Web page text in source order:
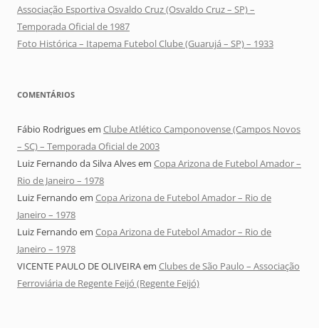
Associação Esportiva Osvaldo Cruz (Osvaldo Cruz – SP) –
Temporada Oficial de 1987
Foto Histórica – Itapema Futebol Clube (Guarujá – SP) – 1933
COMENTÁRIOS
Fábio Rodriguesem Clube Atlético Camponovense (Campos Novos
– SC) – Temporada Oficial de 2003
Luiz Fernando da Silva Alvesem Copa Arizona de Futebol Amador –
Rio de Janeiro – 1978
Luiz Fernando em Copa Arizona de Futebol Amador – Rio de
Janeiro – 1978
Luiz Fernando em Copa Arizona de Futebol Amador – Rio de
Janeiro – 1978
VICENTE PAULO DE OLIVEIRAem Clubes de São Paulo – Associação
Ferroviária de Regente Feijó (Regente Feijó)